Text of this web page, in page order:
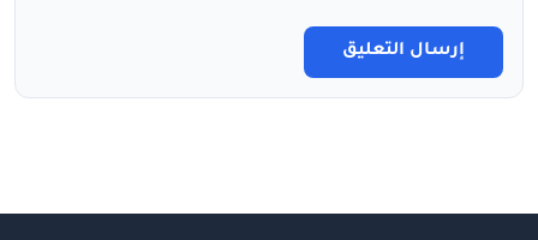
إرسال التعليق